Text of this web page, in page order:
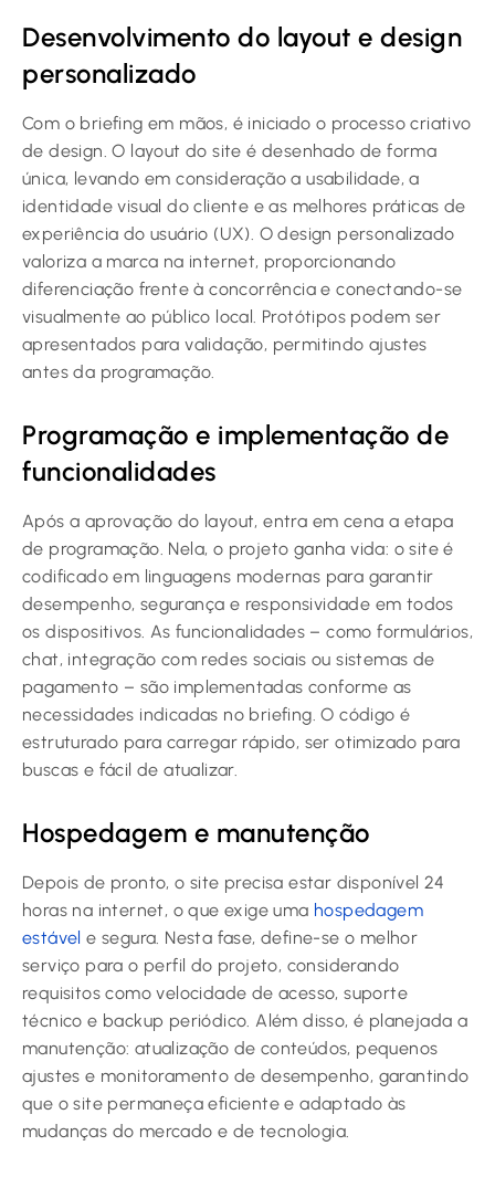
Desenvolvimento do layout e design
personalizado
Com o briefing em mãos, é iniciado o processo criativo
de design. O layout do site é desenhado de forma
única, levando em consideração a usabilidade, a
identidade visual do cliente e as melhores práticas de
experiência do usuário (UX). O design personalizado
valoriza a marca na internet, proporcionando
diferenciação frente à concorrência e conectando-se
visualmente ao público local. Protótipos podem ser
apresentados para validação, permitindo ajustes
antes da programação.
Programação e implementação de
funcionalidades
Após a aprovação do layout, entra em cena a etapa
de programação. Nela, o projeto ganha vida: o site é
codificado em linguagens modernas para garantir
desempenho, segurança e responsividade em todos
os dispositivos. As funcionalidades – como formulários,
chat, integração com redes sociais ou sistemas de
pagamento – são implementadas conforme as
necessidades indicadas no briefing. O código é
estruturado para carregar rápido, ser otimizado para
buscas e fácil de atualizar.
Hospedagem e manutenção
Depois de pronto, o site precisa estar disponível 24
horas na internet, o que exige uma hospedagem
estável e segura. Nesta fase, define-se o melhor
serviço para o perfil do projeto, considerando
requisitos como velocidade de acesso, suporte
técnico e backup periódico. Além disso, é planejada a
manutenção: atualização de conteúdos, pequenos
ajustes e monitoramento de desempenho, garantindo
que o site permaneça eficiente e adaptado às
mudanças do mercado e de tecnologia.